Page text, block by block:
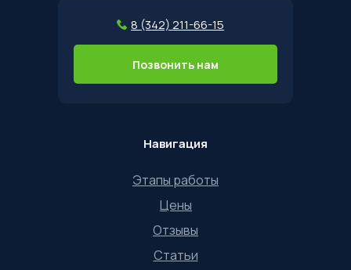
Отзывы
Цены
Статьи
Навигация
Этапы работы
8 (342) 211-66-15
Позвонить нам